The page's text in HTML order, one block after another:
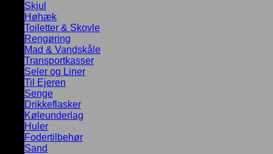
Skjul
Høhæk
Toiletter & Skovle
Rengøring
Mad & Vandskåle
Transportkasser
Seler og Liner
Til Ejeren
Senge
Drikkeflasker
Køleunderlag
Huler
Fodertilbehør
Sand